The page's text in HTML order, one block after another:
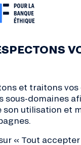
Guéret
et traitons
sous-domaines
son utilisation et
« Tout